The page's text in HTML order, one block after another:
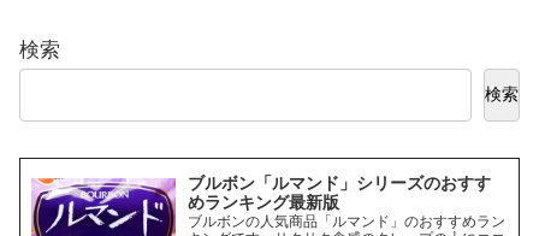
検索
検索
ブルボン「ルマンド」シリーズのおすす
めランキング最新版
ブルボンの人気商品「ルマンド」のおすすめラン